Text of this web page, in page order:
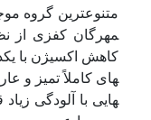
مهرگان کفزی از
هایی با آلودگی